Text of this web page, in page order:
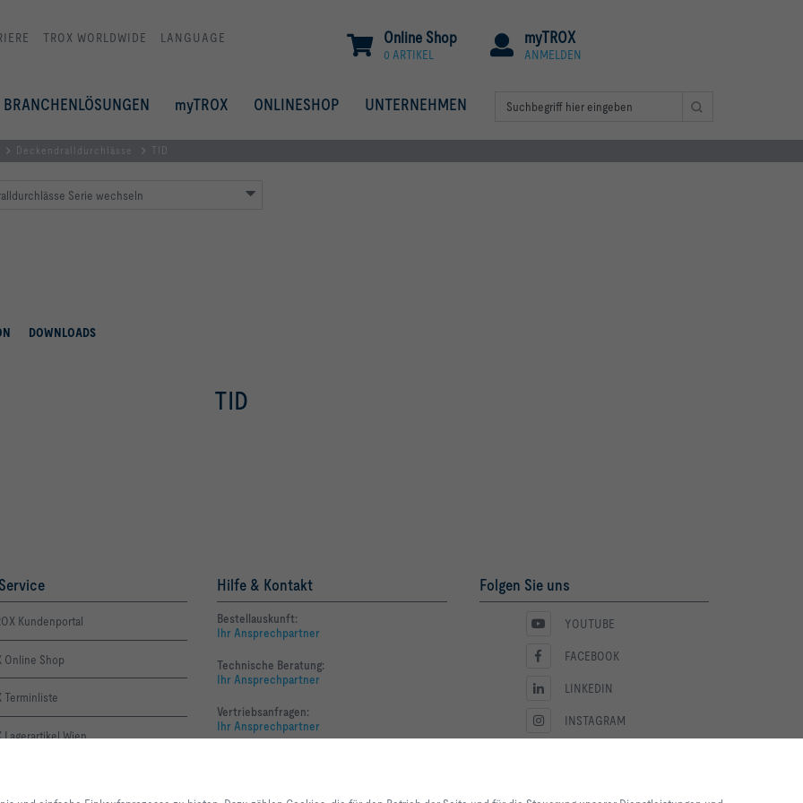
TROX WORLDWIDE LANGUAGE myTROX
ANMELDEN
Online Shop
0 ARTIKEL
BRANCHENLÖSUNGEN myTROX ONLINESHOP UNTERNEHMEN
Deckendralldurchlässe TID
Serie wechseln
DOWNLOADS
TID
Kundenportal
Online Shop
Terminliste
Lagerartikel Wien
Hilfe & Kontakt
Bestellauskunft:
Ihr Ansprechpartner
Technische Beratung:
Ihr Ansprechpartner
Vertriebsanfragen:
Ihr Ansprechpartner
Folgen Sie uns
YOUTUBE
FACEBOOK
LINKEDIN
INSTAGRAM